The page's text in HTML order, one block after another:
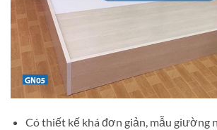
Có thiết kế khá đơn giản, mẫu giường